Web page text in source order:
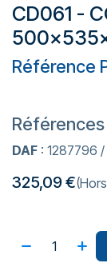
CD061 -
Référence
DAF : 1287796 /
325,09€